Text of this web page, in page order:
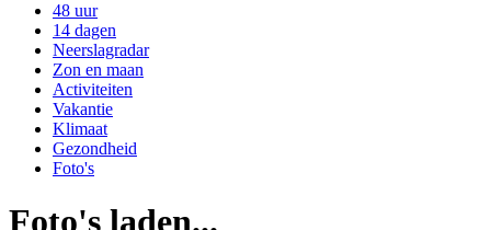
48 uur
14 dagen
Neerslagradar
Zon en maan
Activiteiten
Vakantie
Klimaat
Gezondheid
Foto's
Foto's laden...